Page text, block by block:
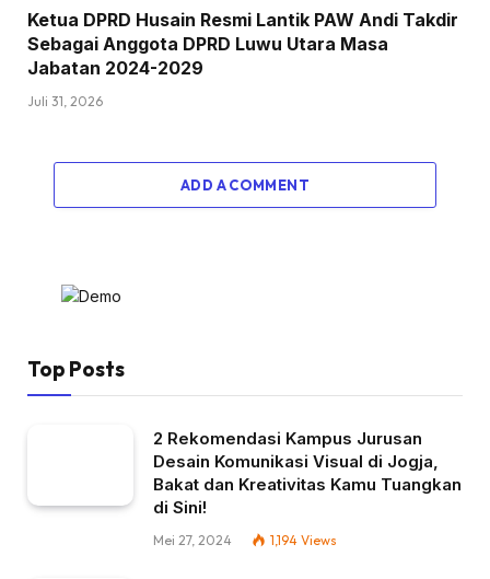
Ketua DPRD Husain Resmi Lantik PAW Andi Takdir
Sebagai Anggota DPRD Luwu Utara Masa
Jabatan 2024-2029
Juli 31, 2026
ADD A COMMENT
Top Posts
2 Rekomendasi Kampus Jurusan
Desain Komunikasi Visual di Jogja,
Bakat dan Kreativitas Kamu Tuangkan
di Sini!
Mei 27, 2024 1,194 Views